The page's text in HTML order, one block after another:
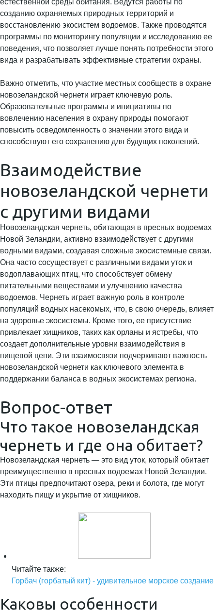
естественной среды обитания. Ведутся работы по
созданию охраняемых природных территорий и
восстановлению экосистем водоемов. Также проводятся
программы по мониторингу популяции и исследованию ее
поведения, что позволяет лучше понять потребности этого
вида и разрабатывать эффективные стратегии охраны.
Важно отметить, что участие местных сообществ в охране
новозеландской чернети играет ключевую роль.
Образовательные программы и инициативы по
вовлечению населения в охрану природы помогают
повысить осведомленность о значении этого вида и
способствуют его сохранению для будущих поколений.
Взаимодействие
новозеландской чернети
с другими видами
Новозеландская чернеть, обитающая в пресных водоемах
Новой Зеландии, активно взаимодействует с другими
водными видами, создавая сложные экосистемные связи.
Она часто сосуществует с различными видами уток и
водоплавающих птиц, что способствует обмену
питательными веществами и улучшению качества
водоемов. Чернеть играет важную роль в контроле
популяций водных насекомых, что, в свою очередь, влияет
на здоровье экосистемы. Кроме того, ее присутствие
привлекает хищников, таких как орланы и ястребы, что
создает дополнительные уровни взаимодействия в
пищевой цепи. Эти взаимосвязи подчеркивают важность
новозеландской чернети как ключевого элемента в
поддержании баланса в водных экосистемах региона.
Вопрос-ответ
Что такое новозеландская
чернеть и где она обитает?
Новозеландская чернеть — это вид уток, который обитает
преимущественно в пресных водоемах Новой Зеландии.
Эти птицы предпочитают озера, реки и болота, где могут
находить пищу и укрытие от хищников.
Читайте также:
Горбач (горбатый кит) - удивительное морское создание
Каковы особенности